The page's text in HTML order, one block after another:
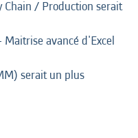
/ Production serait
avancé d'Excel
serait un plus